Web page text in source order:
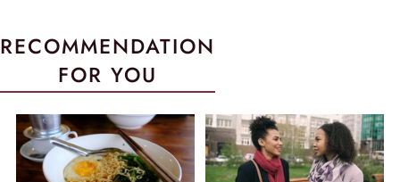
RECOMMENDATION
FOR YOU